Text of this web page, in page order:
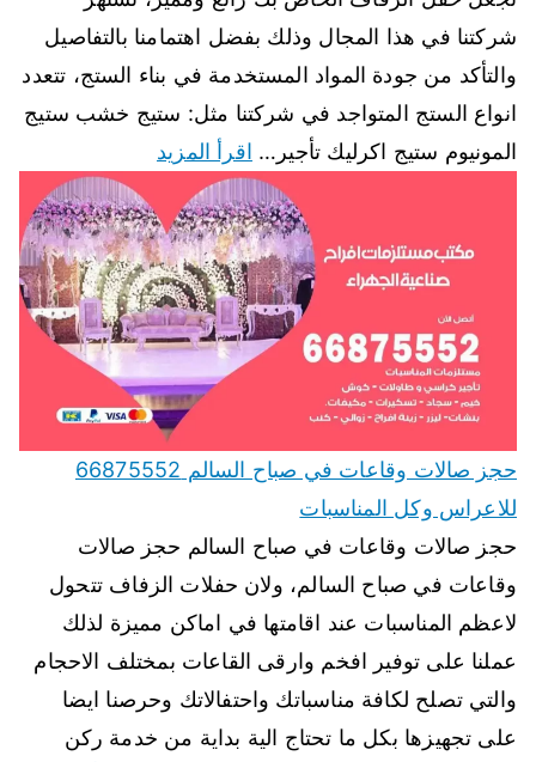
شركتنا في هذا المجال وذلك بفضل اهتمامنا بالتفاصيل
والتأكد من جودة المواد المستخدمة في بناء الستج، تتعدد
انواع الستج المتواجد في شركتنا مثل: ستيج خشب ستيج
المونيوم ستيج اكرليك تأجير… اقرأ المزيد
حجز صالات وقاعات في صباح السالم 66875552
للاعراس وكل المناسبات
حجز صالات وقاعات في صباح السالم حجز صالات
وقاعات في صباح السالم، ولان حفلات الزفاف تتحول
لاعظم المناسبات عند اقامتها في اماكن مميزة لذلك
عملنا على توفير افخم وارقى القاعات بمختلف الاحجام
والتي تصلح لكافة مناسباتك واحتفالاتك وحرصنا ايضا
على تجهيزها بكل ما تحتاج الية بداية من خدمة ركن